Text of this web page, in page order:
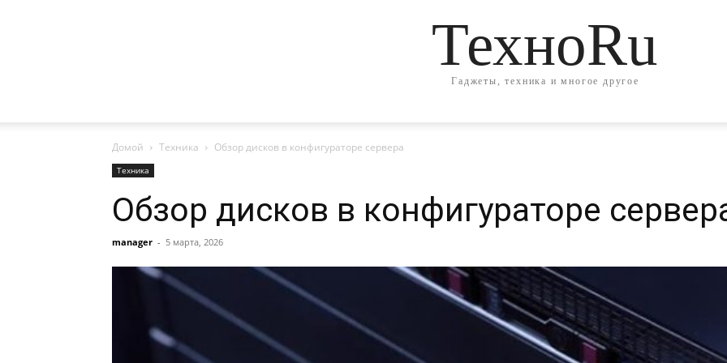
ТехноRu
Гаджеты, техника и многое другое
Домой Техника Обзор дисков в конфигураторе сервера
Техника
Обзор дисков в конфигураторе
manager - 5 марта, 2026